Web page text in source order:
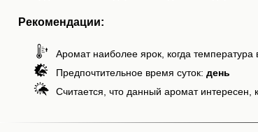
Рекомендации:
Аромат наиболее ярок, когда температура
Предпочтительное время суток: день
Считается, что данный аромат интересен,